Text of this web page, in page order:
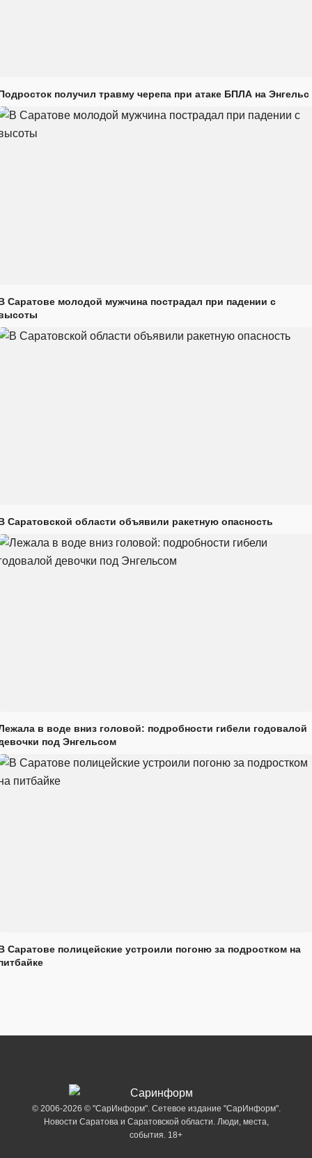
получил травму черепа при атаке БПЛА на Энгельс
Саратове молодой мужчина пострадал при падении с
Саратовской области объявили ракетную опасность
в воде вниз головой: подробности гибели годовалой
под Энгельсом
Саратове полицейские устроили погоню за подростком на
© 2006-2026 © "СарИнформ". Сетевое издание "СарИнформ".
Новости Саратова и Саратовской области. Люди, места,
события. 18+